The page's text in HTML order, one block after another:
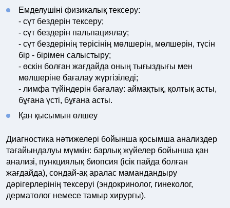
Емделушіні физикалық тексеру:
- сүт бездерін тексеру;
- сүт бездерін пальпациялау;
- сүт бездерінің терісінің мөлшерін, мөлшерін, түсін
бір - бірімен салыстыру;
- өскін болған жағдайда оның тығыздығы мен
мөлшеріне бағалау жүргізіледі;
- лимфа түйіндерін бағалау: аймақтық, қолтық асты,
бұғана үсті, бұғана асты.
Қан қысымын өлшеу
Диагностика нәтижелері бойынша қосымша анализдер
тағайындалуы мүмкін: барлық жүйелер бойынша қан
анализі, пункциялық биопсия (ісік пайда болған
жағдайда), сондай-ақ аралас мамандандыру
дәрігерлерінің тексеруі (эндокринолог, гинеколог,
дерматолог немесе тамыр хирургы).